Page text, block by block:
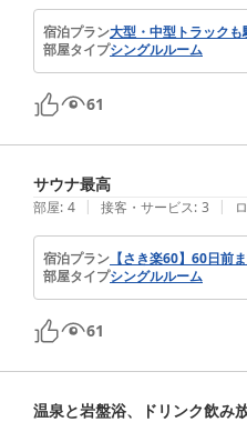
宿泊プラン大型・中型トラック
部屋タイプシングルルーム
61
サウナ最高
部屋: 4 | 接客・サービス: 3 |
宿泊プラン 【さき楽60】60日前
部屋タイプシングルルーム
61
温泉と岩盤浴、ドリンク飲み